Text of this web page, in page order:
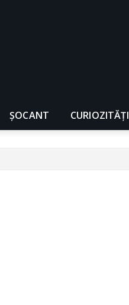
ȘOCANT CURIOZITĂȚI